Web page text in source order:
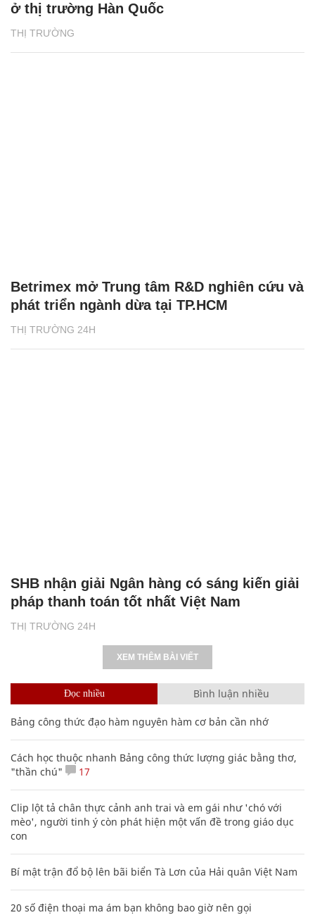
THỊ TRƯỜNG
ở thị trường Hàn Quốc
THỊ TRƯỜNG 24H
Betrimex mở Trung tâm R&D nghiên cứu và
phát triển ngành dừa tại TP.HCM
THỊ TRƯỜNG 24H
SHB nhận giải Ngân hàng có sáng kiến giải
pháp thanh toán tốt nhất Việt Nam
XEM THÊM BÀI VIẾT
Đọc nhiều Bình luận nhiều
Bảng công thức đạo hàm nguyên hàm cơ bản cần nhớ
Cách học thuộc nhanh Bảng công thức lượng giác bằng thơ,
"thần chú"
17
Clip lột tả chân thực cảnh anh trai và em gái như 'chó với
mèo', người tinh ý còn phát hiện một vấn đề trong giáo dục
con
Bí mật trận đổ bộ lên bãi biển Tà Lơn của Hải quân Việt Nam
20 số điện thoại ma ám bạn không bao giờ nên gọi